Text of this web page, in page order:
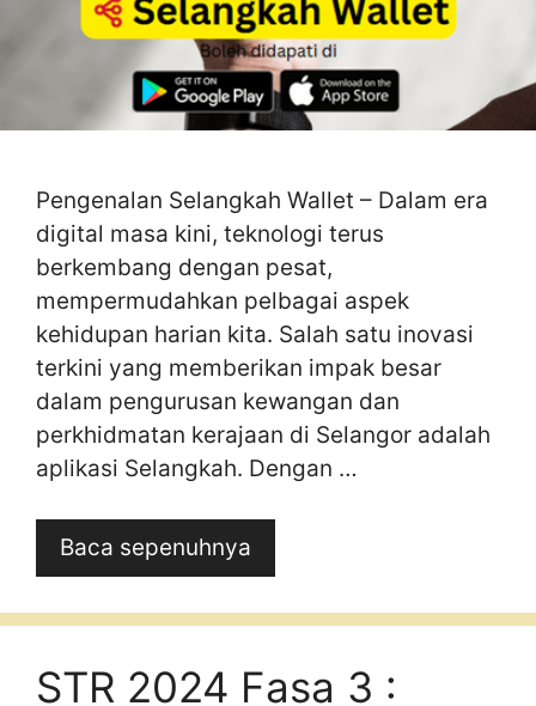
Pengenalan Selangkah Wallet – Dalam era
digital masa kini, teknologi terus
berkembang dengan pesat,
mempermudahkan pelbagai aspek
kehidupan harian kita. Salah satu inovasi
terkini yang memberikan impak besar
dalam pengurusan kewangan dan
perkhidmatan kerajaan di Selangor adalah
aplikasi Selangkah. Dengan …
Baca sepenuhnya
STR 2024 Fasa 3 :